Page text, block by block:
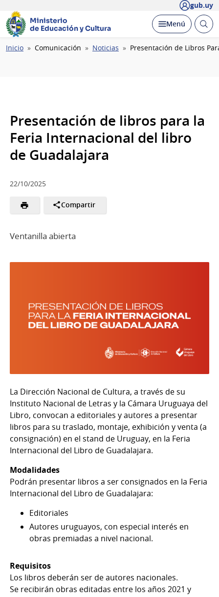
gub.uy
Ministerio
de Educación y Cultura
Desplegar
Menú Abrir
Ruta
Inicio Comunicación Noticias Presentación de Libros
Presentación de libros para la
Feria Internacional del libro
de Guadalajara
22/10/2025
Compartir
Ventanilla abierta
La Dirección Nacional de Cultura, a través de su
Instituto Nacional de Letras y la Cámara Uruguaya del
Libro, convocan a editoriales y autores a presentar
libros para su traslado, montaje, exhibición y venta (a
consignación) en el stand de Uruguay, en la Feria
Internacional del Libro de Guadalajara.
Modalidades
Podrán presentar libros a ser consignados en la Feria
Internacional del Libro de Guadalajara:
Editoriales
Autores uruguayos, con especial interés en
obras premiadas a nivel nacional.
Requisitos
Los libros deberán ser de autores nacionales.
Se recibirán obras editadas entre los años 2021 y